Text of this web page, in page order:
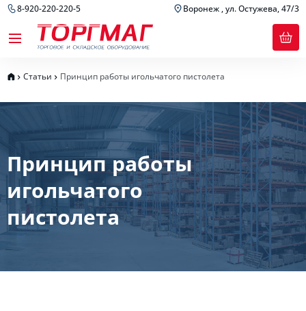
8-920-220-220-5 Воронеж , ул. Остужева, 47/3
Статьи Принцип работы игольчатого пистолета
Принцип работы
игольчатого
пистолета